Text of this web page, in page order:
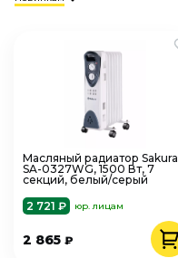
Масляный радиатор Sakura
SA-0327WG, 1500 Вт, 7
секций, белый/серый
2 721 ₽
юр. лицам
2 865 ₽